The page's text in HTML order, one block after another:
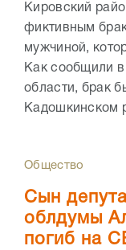
Кировский
фиктивным
мужчиной,
Как сообщили в
области, брак
Кадошкинском
Общество
Сын
облдумы
погиб на